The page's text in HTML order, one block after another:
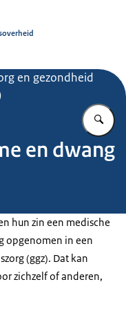
en gezondheid
en dwang
hun zin een medische
opgenomen in een
(ggz). Dat kan
zichzelf of anderen,